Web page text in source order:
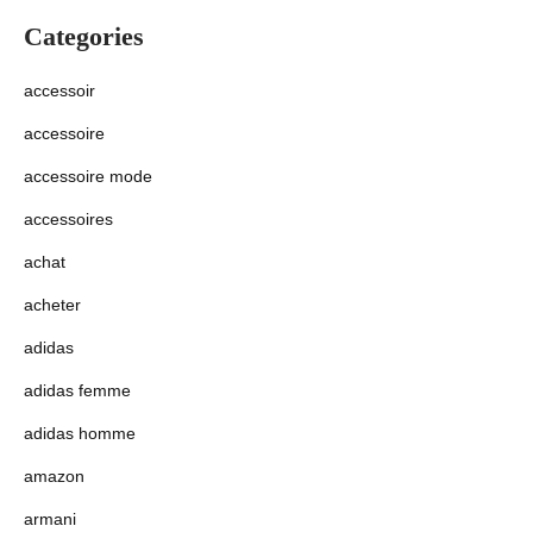
Categories
accessoir
accessoire
accessoire mode
accessoires
achat
acheter
adidas
adidas femme
adidas homme
amazon
armani